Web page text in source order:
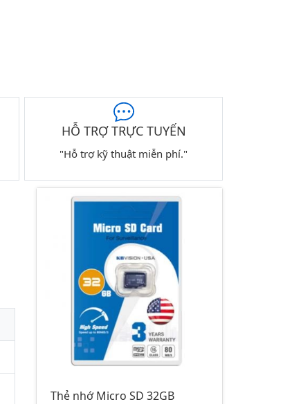
HỖ TRỢ TRỰC TUYẾN
"Hỗ trợ kỹ thuật miễn phí."
Thẻ nhớ Micro SD 32GB